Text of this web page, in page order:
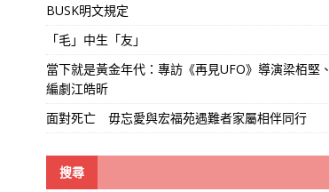
BUSK明文規定
「毛」中生「友」
當下就是黃金年代：專訪《再見UFO》導演梁栢堅、
編劇江皓昕
面對死亡 毋忘愛與宏福苑遇難者家屬相伴同行
搜尋